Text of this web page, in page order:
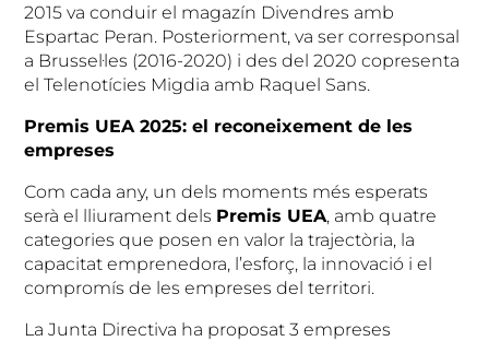
2015 va conduir el magazín Divendres amb
Espartac Peran. Posteriorment, va ser corresponsal
a Brussel·les (2016-2020) i des del 2020 copresenta
el Telenotícies Migdia amb Raquel Sans.
Premis UEA 2025: el reconeixement de les
empreses
Com cada any, un dels moments més esperats
serà el lliurament dels Premis UEA, amb quatre
categories que posen en valor la trajectòria, la
capacitat emprenedora, l’esforç, la innovació i el
compromís de les empreses del territori.
La Junta Directiva ha proposat 3 empreses